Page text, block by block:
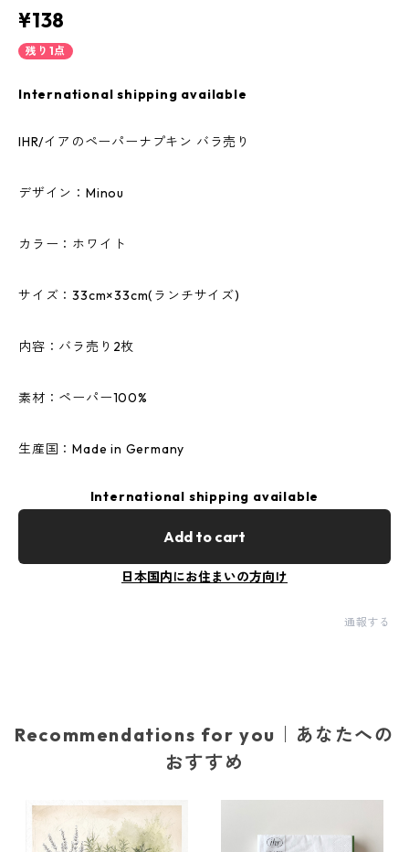
¥138
残り1点
International shipping available
IHR/イアのペーパーナプキン バラ売り
デザイン：Minou
カラー：ホワイト
サイズ：33cm×33cm(ランチサイズ)
内容：バラ売り2枚
素材：ペーパー100%
生産国：Made in Germany
International shipping available
Add to cart
日本国内にお住まいの方向け
通報する
Recommendations for you｜あなたへの
おすすめ